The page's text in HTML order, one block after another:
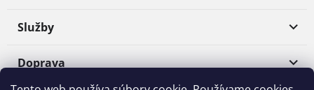
Služby
Doprava